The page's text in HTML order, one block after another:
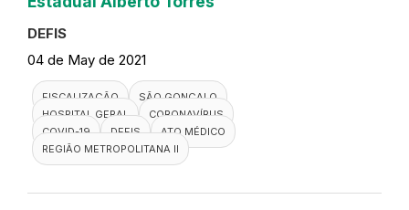
DEFIS
04 de May de 2021
FISCALIZAÇÃO
SÃO GONÇALO
HOSPITAL GERAL
CORONAVÍRUS
COVID-19
DEFIS
ATO MÉDICO
REGIÃO METROPOLITANA II